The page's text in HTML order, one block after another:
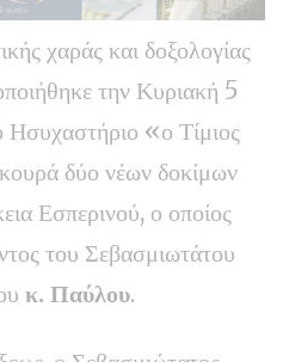
χαράς και δοξολογίας
την Κυριακή 5
«ο Τίμιος
δύο νέων δοκίμων
Εσπερινού, ο οποίος
του Σεβασμιωτάτου
κ. Παύλου.